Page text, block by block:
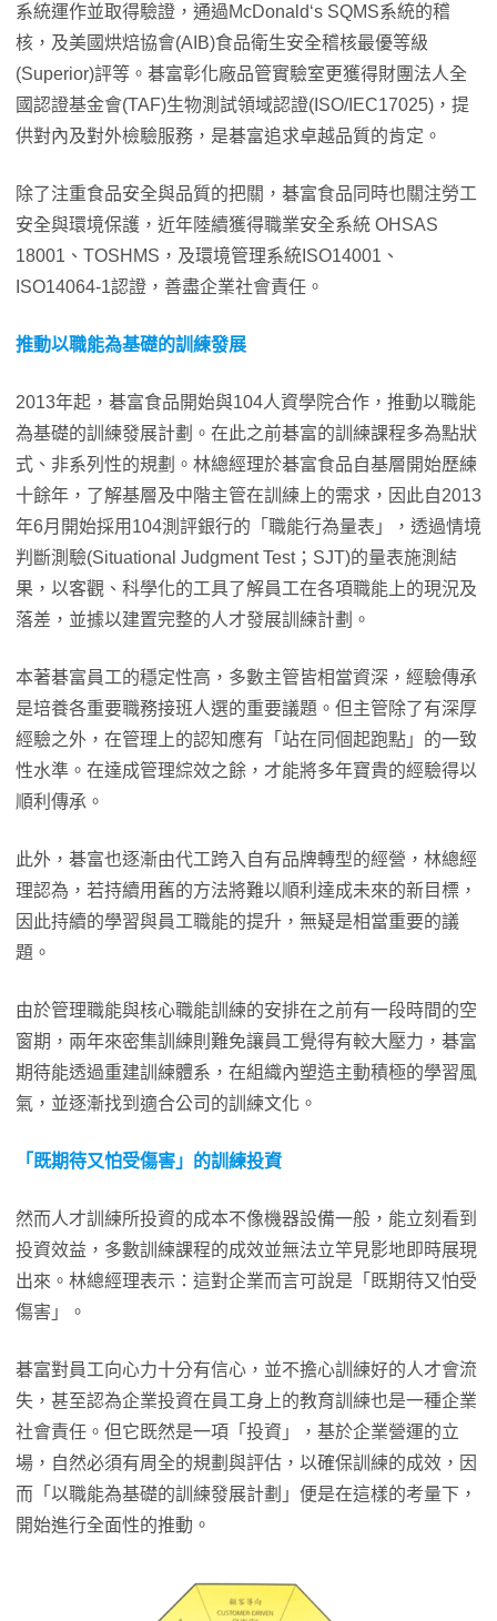
系統運作並取得驗證，通過McDonald‘s SQMS系統的稽
核，及美國烘焙協會(AIB)食品衛生安全稽核最優等級
(Superior)評等。碁富彰化廠品管實驗室更獲得財團法人全
國認證基金會(TAF)生物測試領域認證(ISO/IEC17025)，提
供對內及對外檢驗服務，是碁富追求卓越品質的肯定。
除了注重食品安全與品質的把關，碁富食品同時也關注勞工
安全與環境保護，近年陸續獲得職業安全系統 OHSAS
18001、TOSHMS，及環境管理系統ISO14001、
ISO14064-1認證，善盡企業社會責任。
推動以職能為基礎的訓練發展
2013年起，碁富食品開始與104人資學院合作，推動以職能
為基礎的訓練發展計劃。在此之前碁富的訓練課程多為點狀
式、非系列性的規劃。林總經理於碁富食品自基層開始歷練
十餘年，了解基層及中階主管在訓練上的需求，因此自2013
年6月開始採用104測評銀行的「職能行為量表」，透過情境
判斷測驗(Situational Judgment Test；SJT)的量表施測結
果，以客觀、科學化的工具了解員工在各項職能上的現況及
落差，並據以建置完整的人才發展訓練計劃。
本著碁富員工的穩定性高，多數主管皆相當資深，經驗傳承
是培養各重要職務接班人選的重要議題。但主管除了有深厚
經驗之外，在管理上的認知應有「站在同個起跑點」的一致
性水準。在達成管理綜效之餘，才能將多年寶貴的經驗得以
順利傳承。
此外，碁富也逐漸由代工跨入自有品牌轉型的經營，林總經
理認為，若持續用舊的方法將難以順利達成未來的新目標，
因此持續的學習與員工職能的提升，無疑是相當重要的議
題。
由於管理職能與核心職能訓練的安排在之前有一段時間的空
窗期，兩年來密集訓練則難免讓員工覺得有較大壓力，碁富
期待能透過重建訓練體系，在組織內塑造主動積極的學習風
氣，並逐漸找到適合公司的訓練文化。
「既期待又怕受傷害」的訓練投資
然而人才訓練所投資的成本不像機器設備一般，能立刻看到
投資效益，多數訓練課程的成效並無法立竿見影地即時展現
出來。林總經理表示：這對企業而言可說是「既期待又怕受
傷害」。
碁富對員工向心力十分有信心，並不擔心訓練好的人才會流
失，甚至認為企業投資在員工身上的教育訓練也是一種企業
社會責任。但它既然是一項「投資」，基於企業營運的立
場，自然必須有周全的規劃與評估，以確保訓練的成效，因
而「以職能為基礎的訓練發展計劃」便是在這樣的考量下，
開始進行全面性的推動。